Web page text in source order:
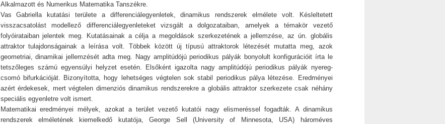
Alkalmazott és Numerikus Matematika Tanszékre.
Vas Gabriella kutatási területe a differenciálegyenletek, dinamikus rendszerek elmélete volt. Késleltetett
visszacsatolást modellező differenciálegyenleteket vizsgált a dolgozataiban, amelyek a témakör vezető
folyóirataiban jelentek meg. Kutatásainak a célja a megoldások szerkezetének a jellemzése, az ún. globális
attraktor tulajdonságainak a leírása volt. Többek között új típusú attraktorok létezését mutatta meg, azok
geometriai, dinamikai jellemzését adta meg. Nagy amplitúdójú periodikus pályák bonyolult konfigurációit írta le
tetszőleges számú egyensúlyi helyzet esetén. Elsőként igazolta nagy amplitúdójú periodikus pályák nyereg-
csomó bifurkációját. Bizonyította, hogy lehetséges végtelen sok stabil periodikus pálya létezése. Eredményei
azért érdekesek, mert végtelen dimenziós dinamikus rendszerekre a globális attraktor szerkezete csak néhány
speciális egyenletre volt ismert.
Matematikai eredményei mélyek, azokat a terület vezető kutatói nagy elismeréssel fogadták. A dinamikus
rendszerek elméletének kiemelkedő kutatója, George Sell (University of Minnesota, USA) hároméves